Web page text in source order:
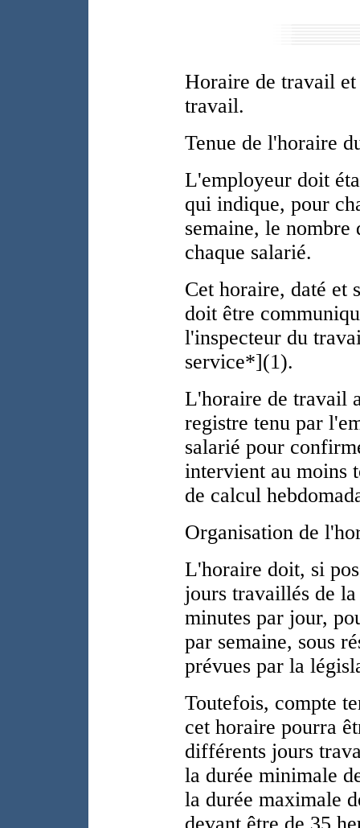
Horaire de travail
travail.
Tenue de l'horaire
L'employeur doit
qui indique, pour
semaine, le
chaque salarié.
Cet horaire, daté et
doit être
l'inspecteur du
service*](1).
L'horaire de travail
registre tenu par
salarié pour
intervient au moins
de calcul
Organisation de
L'horaire doit, si
jours travaillés de
minutes par jour,
par semaine, sous
prévues par la
Toutefois, compte
cet horaire pourra
différents jours
la durée minimale
la durée maximale